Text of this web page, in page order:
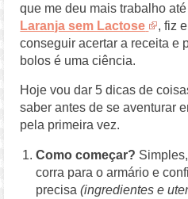
que me deu mais trabalho
Laranja sem Lactose
, fiz
conseguir acertar a receita e
bolos é uma ciência.
Hoje vou dar 5 dicas de
saber antes de se aventurar
pela primeira vez.
Como começar?
corra para o armário e
precisa(ingredientes e